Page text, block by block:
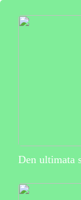
Den ultimata